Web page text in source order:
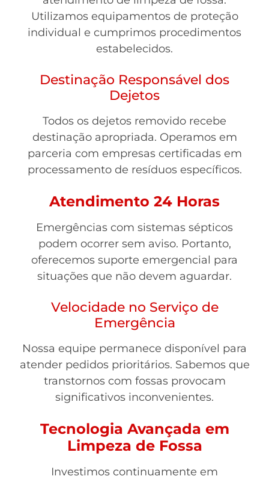
Utilizamos equipamentos de proteção
individual e cumprimos procedimentos
estabelecidos.
Destinação Responsável dos
Dejetos
Todos os dejetos removido recebe
destinação apropriada. Operamos em
parceria com empresas certificadas em
processamento de resíduos específicos.
Atendimento 24 Horas
Emergências com sistemas sépticos
podem ocorrer sem aviso. Portanto,
oferecemos suporte emergencial para
situações que não devem aguardar.
Velocidade no Serviço de
Emergência
Nossa equipe permanece disponível para
atender pedidos prioritários. Sabemos que
transtornos com fossas provocam
significativos inconvenientes.
Tecnologia Avançada em
Limpeza de Fossa
Investimos continuamente em